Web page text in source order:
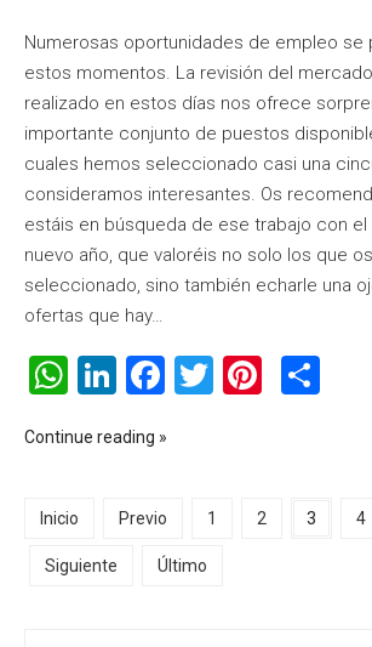
Numerosas oportunidades de empleo se
estos momentos. La revisión del
realizado en estos días nos ofrece
importante conjunto de puestos
cuales hemos seleccionado casi una
consideramos interesantes. Os
estáis en búsqueda de ese trabajo con el
nuevo año, que valoréis no solo los que
seleccionado, sino también echarle una
ofertas que hay…
WhatsApp
LinkedIn
Facebook
Twitter
Continue reading
Inicio Previo 1 2 3 4
Siguiente Último